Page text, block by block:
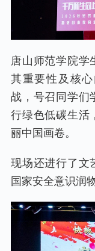
唐山师范学院学
其重要性及核
战，号召同学们
行绿色低碳生活
丽中国画卷。
现场还进行了文
国家安全意识润